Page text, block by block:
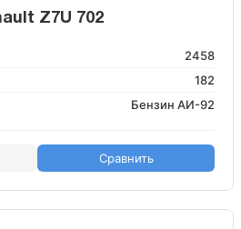
Z7U 702
2458
182
Бензин АИ-92
Сравнить